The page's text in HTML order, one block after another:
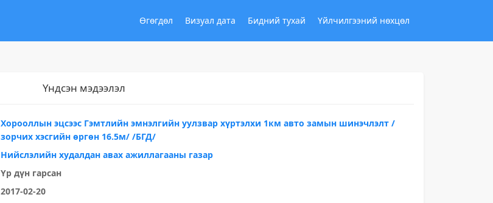
Өгөгдөл Визуал дата Бидний тухай Үйлчилгээний нөхцөл
Үндсэн мэдээлэл
Хорооллын эцсээс Гэмтлийн эмнэлгийн уулзвар хүртэлхи 1км авто замын шинэчлэлт /
зорчих хэсгийн өргөн 16.5м/ /БГД/
Нийслэлийн худалдан авах ажиллагааны газар
Үр дүн гарсан
2017-02-20